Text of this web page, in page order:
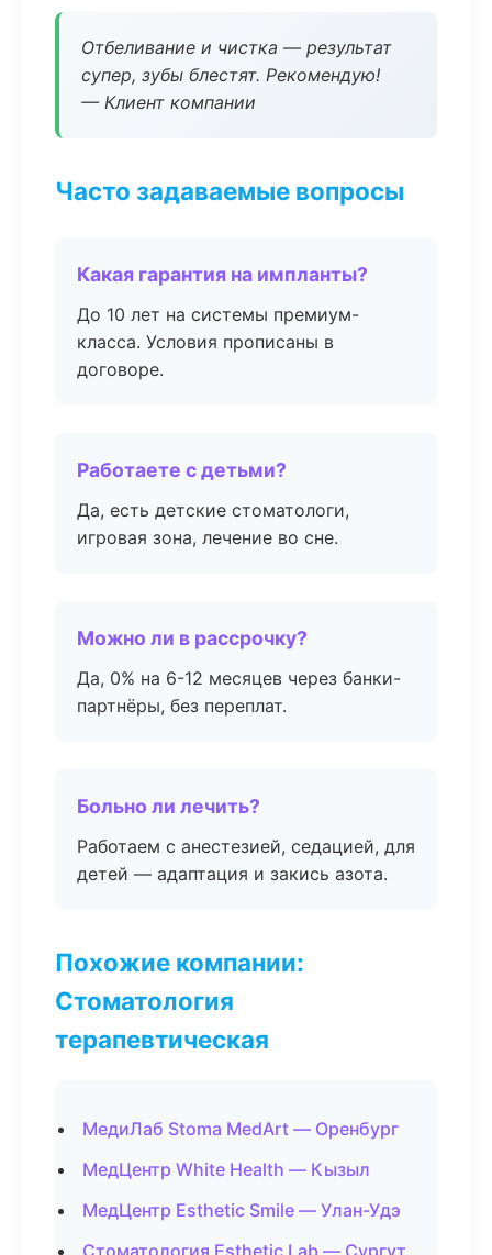
Отбеливание и чистка — результат
супер, зубы блестят. Рекомендую!
— Клиент компании
Часто задаваемые вопросы
Какая гарантия на импланты?
До 10 лет на системы премиум-
класса. Условия прописаны в
договоре.
Работаете с детьми?
Да, есть детские стоматологи,
игровая зона, лечение во сне.
Можно ли в рассрочку?
Да, 0% на 6-12 месяцев через банки-
партнёры, без переплат.
Больно ли лечить?
Работаем с анестезией, седацией, для
детей — адаптация и закись азота.
Похожие компании:
Стоматология
терапевтическая
МедиЛаб Stoma MedArt — Оренбург
МедЦентр White Health — Кызыл
МедЦентр Esthetic Smile — Улан-Удэ
Стоматология Esthetic Lab — Сургут